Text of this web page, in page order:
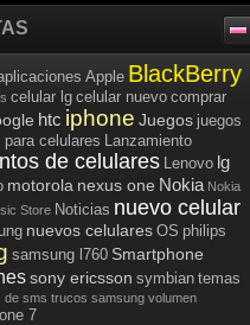
Apple BlackBerry
celular lg celular nuevo comprar
htc iphone Juegos juegos
para celulares Lanzamiento
de celulares Lenovo lg
motorola nexus one Nokia Nokia
Store Noticias nuevo celular
nuevos celulares OS philips
samsung l760 Smartphone
sony ericsson symbian temas
de sms trucos samsung volumen
7